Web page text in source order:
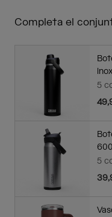
Completa el
5
5